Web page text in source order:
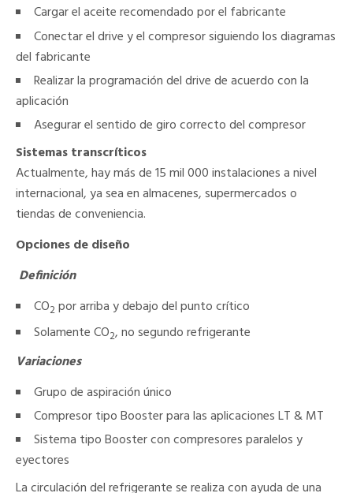
Cargar el aceite recomendado por el fabricante
Conectar el drive y el compresor siguiendo los diagramas
del fabricante
Realizar la programación del drive de acuerdo con la
aplicación
Asegurar el sentido de giro correcto del compresor
Sistemas transcríticos
Actualmente, hay más de 15 mil 000 instalaciones a nivel
internacional, ya sea en almacenes, supermercados o
tiendas de conveniencia.
Opciones de diseño
Definición
CO2por arriba y debajo del punto crítico
Solamente CO2, no segundo refrigerante
Variaciones
Grupo de aspiración único
Compresor tipo Booster para las aplicaciones LT & MT
Sistema tipo Booster con compresores paralelos y
eyectores
La circulación del refrigerante se realiza con ayuda de una